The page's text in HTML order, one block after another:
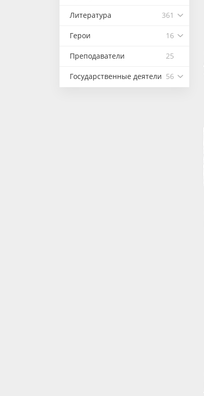
Литература 361
Герои 16
Преподаватели 25
Государственные деятели 56